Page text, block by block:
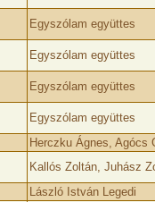
Egyszólam együttes
Egyszólam együttes
Egyszólam együttes
Egyszólam együttes
Herczku Ágnes, Agócs
Kallós Zoltán, Juhász
László István Legedi